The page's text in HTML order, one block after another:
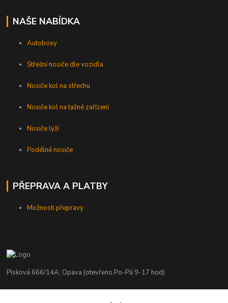
NAŠE NABÍDKA
Autoboxy
Střešní nosiče dle vozidla
Nosiče kol na střechu
Nosiče kol na tažné zařízení
Nosiče lyží
Podélné nosiče
PŘEPRAVA A PLATBY
Možnosti přepravy
Písková 666/14A, Opava (otevřeno Po-Pá 9-17 hod)